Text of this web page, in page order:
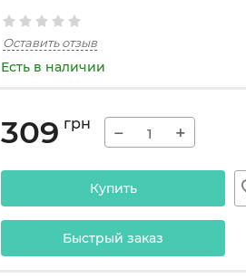
Оставить отзыв
Есть в наличии
309 грн − +
Купить
Быстрый заказ